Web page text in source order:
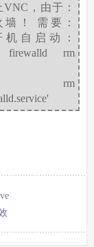
，由于：
墙！ 需要：
机自启动：
firewalld rm
rm